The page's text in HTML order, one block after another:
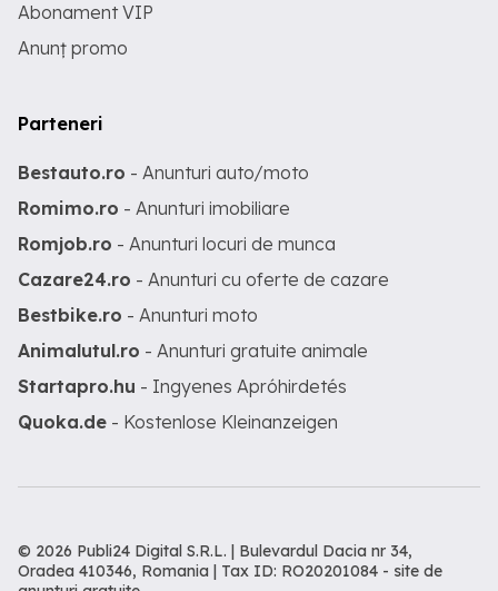
Abonament VIP
Anunț promo
Parteneri
Bestauto.ro - Anunturi auto/moto
Romimo.ro - Anunturi imobiliare
Romjob.ro - Anunturi locuri de munca
Cazare24.ro - Anunturi cu oferte de cazare
Bestbike.ro - Anunturi moto
Animalutul.ro - Anunturi gratuite animale
Startapro.hu - Ingyenes Apróhirdetés
Quoka.de - Kostenlose Kleinanzeigen
© 2026 Publi24 Digital S.R.L. | Bulevardul Dacia nr 34,
Oradea 410346, Romania | Tax ID: RO20201084 - site de